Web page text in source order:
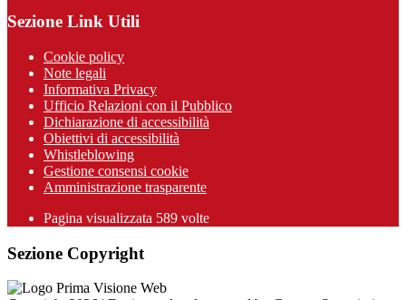
Sezione Link Utili
Cookie policy
Note legali
Informativa Privacy
Ufficio Relazioni con il Pubblico
Dichiarazione di accessibilità
Obiettivi di accessibilità
Whistleblowing
Gestione consensi cookie
Amministrazione trasparente
Pagina visualizzata 589 volte
Sezione Copyright